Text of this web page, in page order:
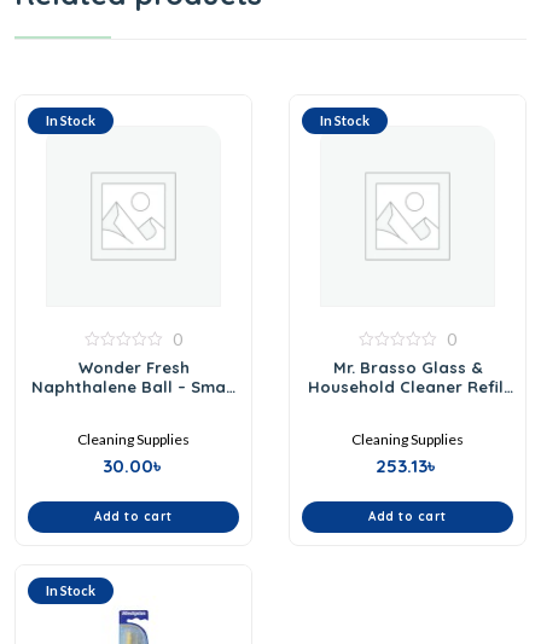
In Stock
0
out
of
0
Wonder Fresh
Naphthalene Ball – Small
Cleaning Supplies
30.00৳
Add to cart
In Stock
0
out
of
0
Mr. Brasso Glass &
Household Cleaner Refill
Cleaning Supplies
253.13৳
Add to cart
In Stock